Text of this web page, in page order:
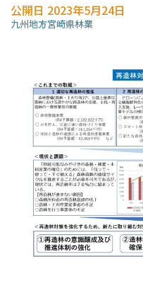
公開日 2023年5月24日
九州地方宮崎県林業